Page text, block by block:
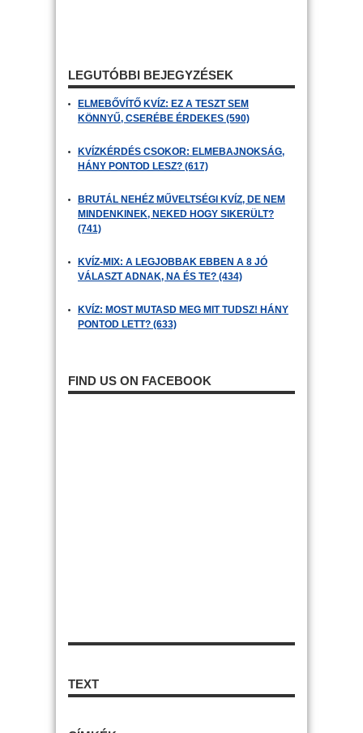
LEGUTÓBBI BEJEGYZÉSEK
ELMEBŐVÍTŐ KVÍZ: EZ A TESZT SEM
KÖNNYŰ, CSERÉBE ÉRDEKES (590)
KVÍZKÉRDÉS CSOKOR: ELMEBAJNOKSÁG,
HÁNY PONTOD LESZ? (617)
BRUTÁL NEHÉZ MŰVELTSÉGI KVÍZ, DE NEM
MINDENKINEK, NEKED HOGY SIKERÜLT?
(741)
KVÍZ-MIX: A LEGJOBBAK EBBEN A 8 JÓ
VÁLASZT ADNAK, NA ÉS TE? (434)
KVÍZ: MOST MUTASD MEG MIT TUDSZ! HÁNY
PONTOD LETT? (633)
FIND US ON FACEBOOK
TEXT